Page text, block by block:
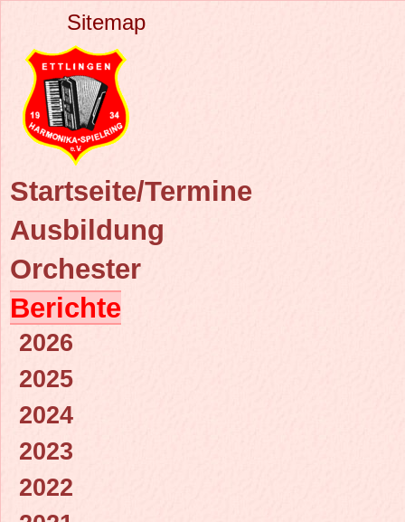
Sitemap
Startseite/Termine
Ausbildung
Orchester
Berichte
2026
2025
2024
2023
2022